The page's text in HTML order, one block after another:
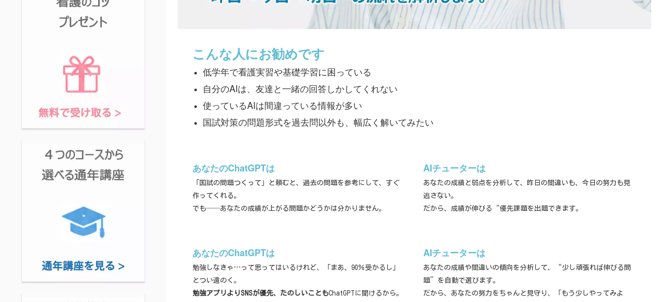
こんな人にお勧めです
低学年で看護実習や基礎学習に困っている
自分のAIは、友達と一緒の回答しかしてくれない
使っているAIは間違っている情報が多い
国試対策の問題形式を過去問以外も、幅広く解いてみたい
あなたのChatGPTは
「国試の問題つくって」と頼むと、過去の問題を参考にして、すぐ
作ってくれる。
でも──あなたの成績が上がる問題かどうかは分かりません。
AIチューターは
あなたの成績と弱点を分析して、昨日の間違いも、今日の努力も見
逃さない。
だから、成績が伸びる“優先課題を出題できます。
あなたのChatGPTは
勉強しなきゃ…って思ってはいるけれど、「まあ、90％受かるし」
とつい遠のく。
勉強アプリよりSNSが優先、たのしいこともChatGPTに聞けるから。
AIチューターは
あなたの成績や間違いの傾向を分析して、“少し頑張れば伸びる問
題”を自動で選びます。
だから、あなたの努力をちゃんと見守り、「もう少しやってみよ